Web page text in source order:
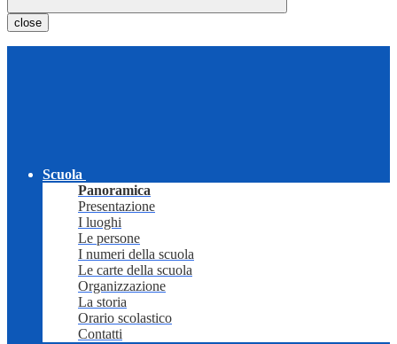
close
Scuola
Panoramica
Presentazione
I luoghi
Le persone
I numeri della scuola
Le carte della scuola
Organizzazione
La storia
Orario scolastico
Contatti